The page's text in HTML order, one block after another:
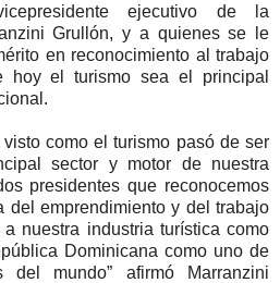
ejecutivo de la
Grullón, y a quienes se le
en reconocimiento al trabajo
hoy el turismo sea el principal
como el turismo pasó de ser
sector y motor de nuestra
presidentes que reconocemos
del emprendimiento y del trabajo
nuestra industria turística como
Dominicana como uno de
del mundo” afirmó Marranzini